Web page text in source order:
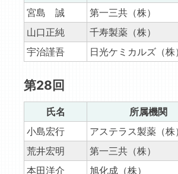
宮島 誠
第一三共（株）
山口正純
千寿製薬（株）
宇治謹吾
日光ケミカルズ（株）
第28回
氏名
所属機関
小島宏行
アステラス製薬（株）
荒井宏明
第一三共（株）
本田洋介
旭化成（株）